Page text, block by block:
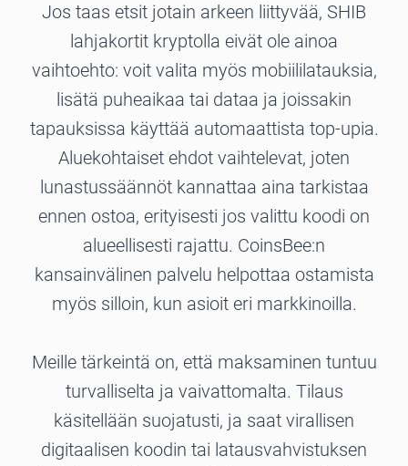
Jos taas etsit jotain arkeen liittyvää, SHIB
lahjakortit kryptolla eivät ole ainoa
vaihtoehto: voit valita myös mobiililatauksia,
lisätä puheaikaa tai dataa ja joissakin
tapauksissa käyttää automaattista top-upia.
Aluekohtaiset ehdot vaihtelevat, joten
lunastussäännöt kannattaa aina tarkistaa
ennen ostoa, erityisesti jos valittu koodi on
alueellisesti rajattu. CoinsBee:n
kansainvälinen palvelu helpottaa ostamista
myös silloin, kun asioit eri markkinoilla.
Meille tärkeintä on, että maksaminen tuntuu
turvalliselta ja vaivattomalta. Tilaus
käsitellään suojatusti, ja saat virallisen
digitaalisen koodin tai latausvahvistuksen